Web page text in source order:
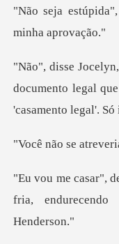
documento legal
fria, endurecendo